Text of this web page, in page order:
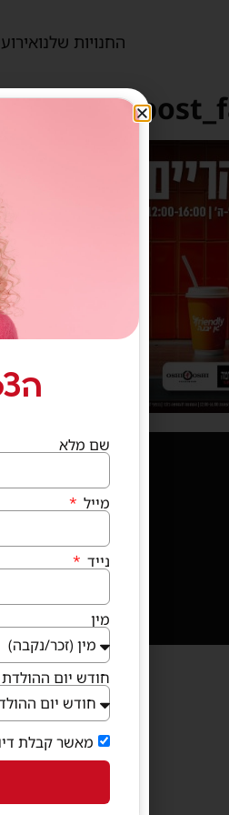
החנויות שלנו
איך מגיעים
קניון פרנדלי גן יבנה,
חנייה במקום ללא
(נפתח בחלון חדש)
שם מלא
מייל
נייד
מין
חודש יום
מאשר קבלת